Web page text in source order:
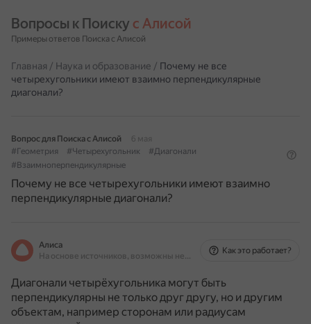
Вопросы к Поиску с Алисой
Примеры ответов Поиска с Алисой
Главная / Наука и образование / Почему не все
четырехугольники имеют взаимно перпендикулярные
диагонали?
Вопрос для Поиска с Алисой
6 мая
#Геометрия
#Четырехугольник
#Диагонали
#Взаимноперпендикулярные
Почему не все четырехугольники имеют взаимно
перпендикулярные диагонали?
Алиса
На основе источников, возможны неточности
Как это работает?
Диагонали четырёхугольника могут быть
перпендикулярны не только друг другу, но и другим
объектам, например сторонам или радиусам